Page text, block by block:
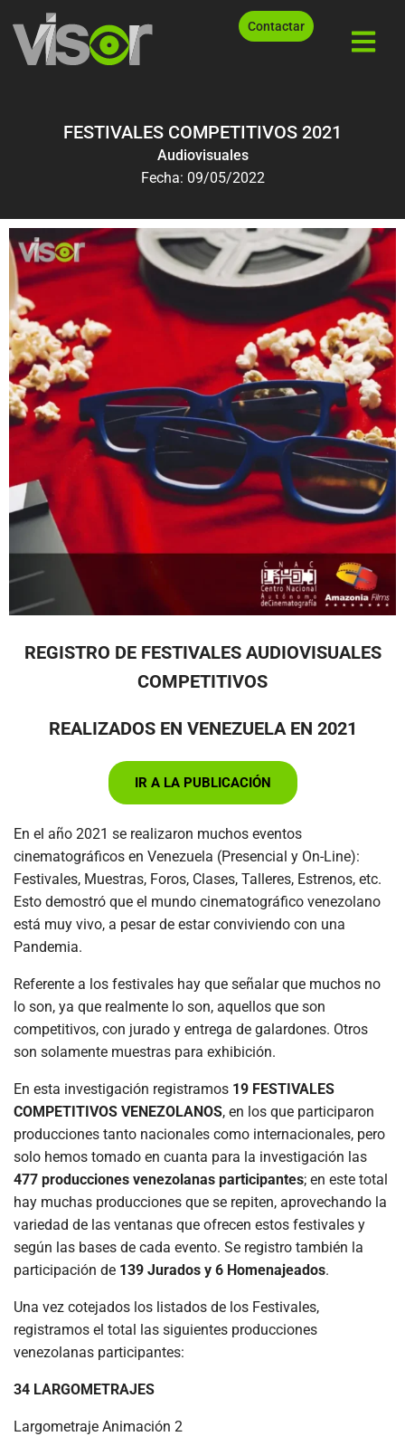
Contactar
FESTIVALES COMPETITIVOS 2021
Audiovisuales
Fecha: 09/05/2022
REGISTRO DE FESTIVALES AUDIOVISUALES
COMPETITIVOS
REALIZADOS EN VENEZUELA EN 2021
IR A LA PUBLICACIÓN
En el año 2021 se realizaron muchos eventos
cinematográficos en Venezuela (Presencial y On-Line):
Festivales, Muestras, Foros, Clases, Talleres, Estrenos, etc.
Esto demostró que el mundo cinematográfico venezolano
está muy vivo, a pesar de estar conviviendo con una
Pandemia.
Referente a los festivales hay que señalar que muchos no
lo son, ya que realmente lo son, aquellos que son
competitivos, con jurado y entrega de galardones. Otros
son solamente muestras para exhibición.
En esta investigación registramos 19 FESTIVALES
COMPETITIVOS VENEZOLANOS, en los que participaron
producciones tanto nacionales como internacionales, pero
solo hemos tomado en cuanta para la investigación las
477 producciones venezolanas participantes; en este total
hay muchas producciones que se repiten, aprovechando la
variedad de las ventanas que ofrecen estos festivales y
según las bases de cada evento. Se registro también la
participación de 139 Jurados y 6 Homenajeados.
Una vez cotejados los listados de los Festivales,
registramos el total las siguientes producciones
venezolanas participantes:
34 LARGOMETRAJES
Largometraje Animación 2